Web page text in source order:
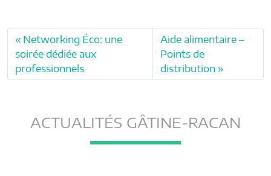
o
o
k
e
r
g
Networking Éco: une
soirée dédiée aux
professionnels
Aide alimentaire –
Points de
distribution
ACTUALITÉS GÂTINE-RACAN